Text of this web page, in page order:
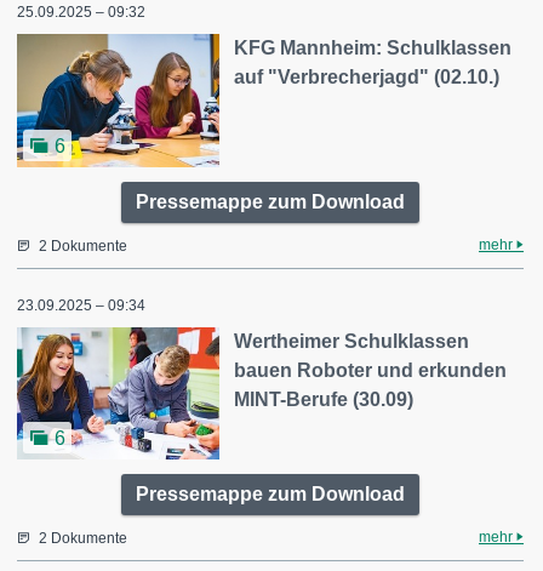
25.09.2025 – 09:32
6
KFG Mannheim: Schulklassen
auf "Verbrecherjagd" (02.10.)
Pressemappe zum Download
2 Dokumente mehr
23.09.2025 – 09:34
6
Wertheimer Schulklassen
bauen Roboter und erkunden
MINT-Berufe (30.09)
Pressemappe zum Download
2 Dokumente mehr